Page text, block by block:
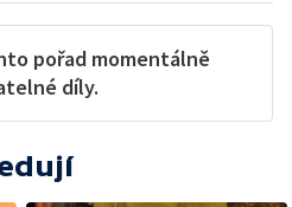
pořad momentálně
díly.